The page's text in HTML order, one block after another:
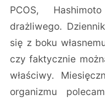
PCOS,
drażliwego.
się z boku
czy faktycznie
właściwy.
organizmu